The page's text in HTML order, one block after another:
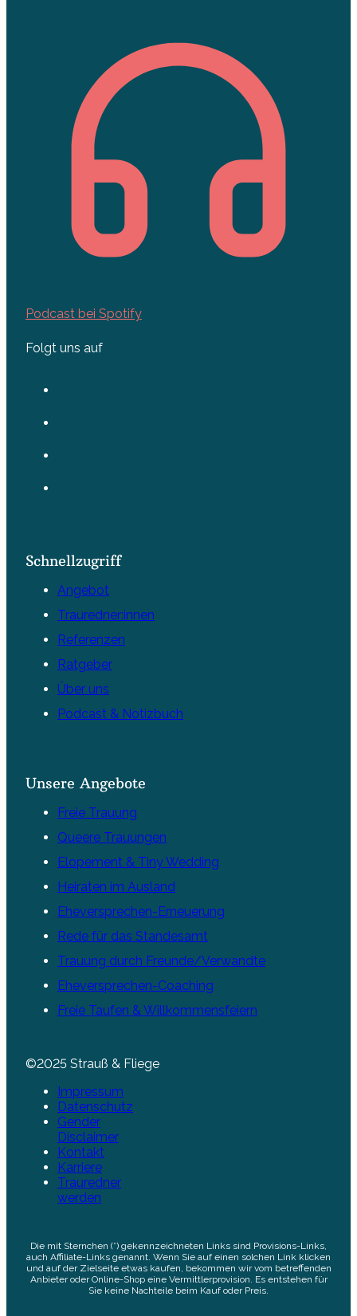
Podcast bei Spotify
Folgt uns auf
Schnellzugriff
Angebot
Trauredner:innen
Referenzen
Ratgeber
Über uns
Podcast & Notizbuch
Unsere Angebote
Freie Trauung
Queere Trauungen
Elopement & Tiny Wedding
Heiraten im Ausland
Eheversprechen-Erneuerung
Rede für das Standesamt
Trauung durch Freunde/Verwandte
Eheversprechen-Coaching
Freie Taufen & Willkommensfeiern
©2025 Strauß & Fliege
Impressum
Datenschutz
Gender
Disclaimer
Kontakt
Karriere
Trauredner
werden
Die mit Sternchen (*) gekennzeichneten Links sind Provisions-Links,
auch Affiliate-Links genannt. Wenn Sie auf einen solchen Link klicken
und auf der Zielseite etwas kaufen, bekommen wir vom betreffenden
Anbieter oder Online-Shop eine Vermittlerprovision. Es entstehen für
Sie keine Nachteile beim Kauf oder Preis.